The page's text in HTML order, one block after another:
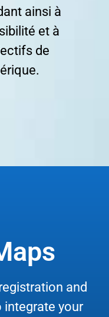
ainsi à
et à
de
and
your